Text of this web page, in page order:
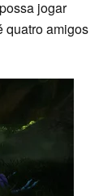
jogar
quatro amigos